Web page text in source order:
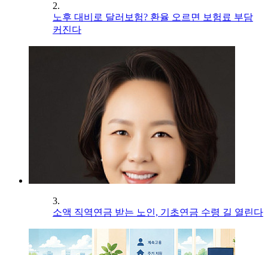
2.
노후 대비로 달러보험? 환율 오르면 보험료 부담
커진다
3.
소액 직역연금 받는 노인, 기초연금 수령 길 열린다